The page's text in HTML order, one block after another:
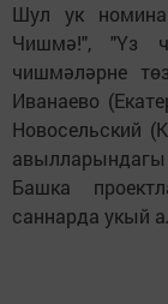
Шул ук
Чишмә!", "Үз
чишмәләрне
Иванаево
Новосельский
авылларындагы
Башка
саннарда укый